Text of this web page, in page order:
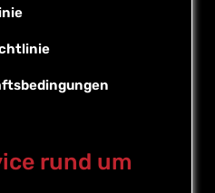
rund um